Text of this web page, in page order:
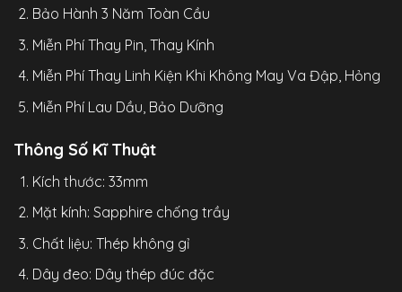
Bảo Hành 3 Năm Toàn Cầu
Miễn Phí Thay Pin, Thay Kính
Miễn Phí Thay Linh Kiện Khi Không May Va Đập, Hỏng
Miễn Phí Lau Dầu, Bảo Dưỡng
Thông Số Kĩ Thuật
Kích thước: 33mm
Mặt kính: Sapphire chống trầy
Chất liệu: Thép không gỉ
Dây đeo: Dây thép đúc đặc